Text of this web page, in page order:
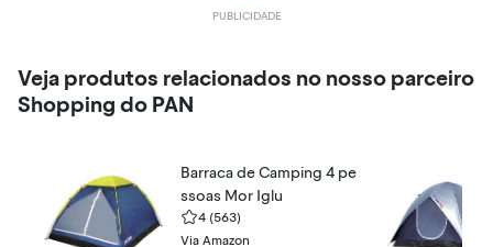
Veja produtos relacionados no nosso parceiro
Shopping do PAN
Barraca de Camping 4 pe
ssoas Mor Iglu
4 (563)
Via Amazon